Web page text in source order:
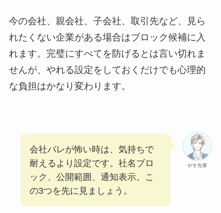
今の会社、親会社、子会社、取引先など、見ら
れたくない企業がある場合はブロック候補に入
れます。完璧にすべてを防げるとは言い切れま
せんが、やれる設定をしておくだけでも心理的
な負担はかなり変わります。
やす先輩
会社バレが怖い時は、気持ちで
耐えるより設定です。社名ブロ
ック、公開範囲、通知表示。こ
の3つを先に見ましょう。